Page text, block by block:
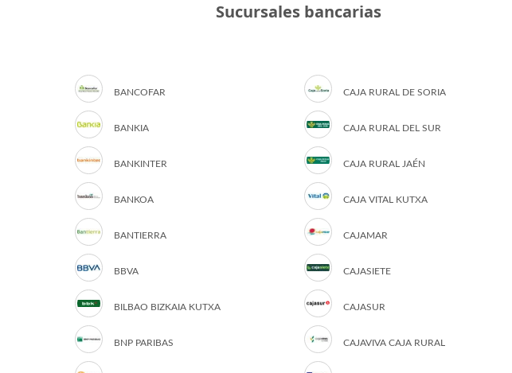
Sucursales bancarias
BANCOFAR
BANKIA
BANKINTER
BANKOA
BANTIERRA
BBVA
BILBAO BIZKAIA KUTXA
BNP PARIBAS
CAJA RURAL DE SORIA
CAJA RURAL DEL SUR
CAJA RURAL JAÉN
CAJA VITAL KUTXA
CAJAMAR
CAJASIETE
CAJASUR
CAJAVIVA CAJA RURAL